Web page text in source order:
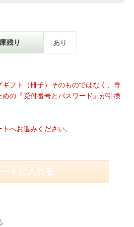
残り あり
フト（冊子）そのものではなく、専
の『受付番号とパスワード』が引換
へお進みください。